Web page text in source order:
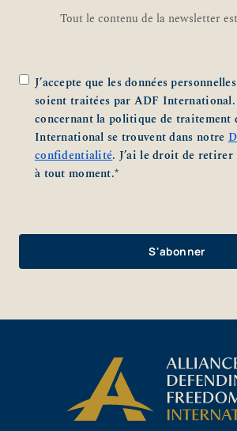
Tout le contenu de la newsletter
Zustimmung *
J’accepte que les données
soient traitées par ADF
concernant la politique de traitement
International se trouvent dans notre
confidentialité. J’ai le droit de retirer
à tout moment.*